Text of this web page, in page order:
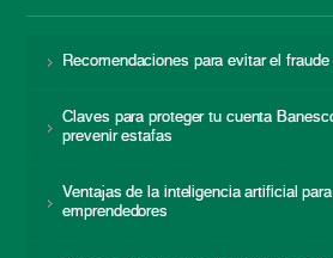
Recomendaciones para evitar el
Claves para proteger tu cuenta
prevenir estafas
Ventajas de la inteligencia artificial
emprendedores